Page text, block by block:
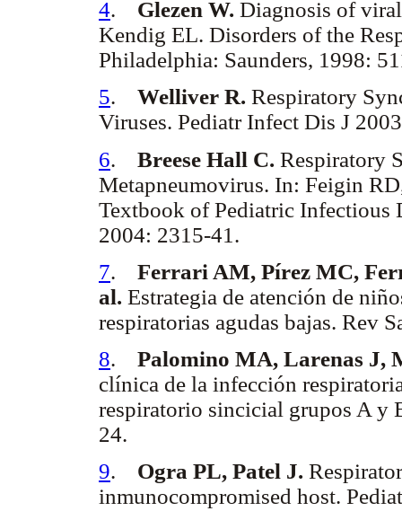
4. Glezen W. Diagnosis of
Kendig EL. Disorders of the
Philadelphia: Saunders, 1998:
5. Welliver R. Respiratory
Viruses. Pediatr Infect Dis J
6. Breese Hall C. Respiratory
Metapneumovirus. In: Feigin
Textbook of Pediatric Infectious
2004: 2315-41.
7. Ferrari AM, Pírez MC,
al. Estrategia de atención de
respiratorias agudas bajas. Rev
8. Palomino MA, Larenas J,
clínica de la infección
respiratorio sincicial grupos A y
24.
9. Ogra PL, Patel J.
inmunocompromised host.